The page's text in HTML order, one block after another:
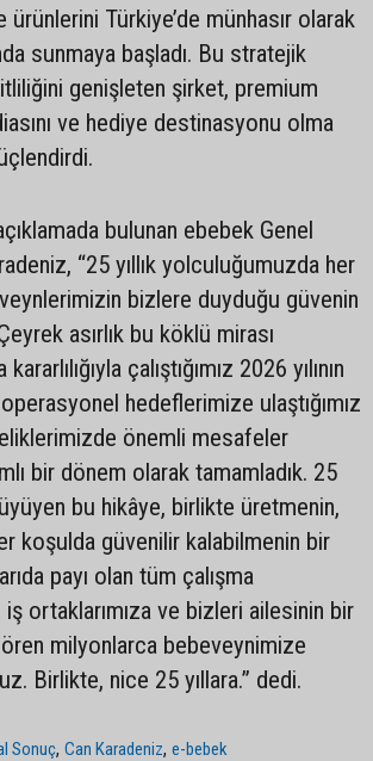
Türkiye’de münhasır olarak
sunmaya başladı. Bu stratejik
genişleten şirket, premium
ve hediye destinasyonu olma
bulunan ebebek Genel
“25 yıllık yolculuğumuzda her
bizlere duyduğu güvenin
asırlık bu köklü mirası
çalıştığımız 2026 yılının
hedeflerimize ulaştığımız
önemli mesafeler
bir dönem olarak tamamladık. 25
bu hikâye, birlikte üretmenin,
koşulda güvenilir kalabilmenin bir
payı olan tüm çalışma
iş ortaklarımıza ve bizleri ailesinin bir
milyonlarca bebeveynimize
Birlikte, nice 25 yıllara.” dedi.
Sonuç,Can Karadeniz,e-bebek